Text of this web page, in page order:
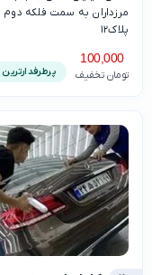
مرزداران به سمت فلکه دوم
پلاک۱۲
100,000
تومان تخفیف پرطرفدارترین